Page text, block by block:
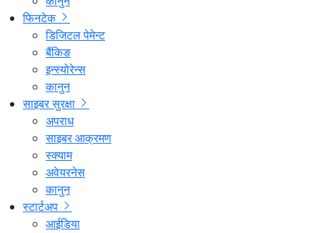
फिनटेक
डिजिटल पेमेन्ट
बैंकिङ
इन्स्योरेन्स
कानुन
साइबर सुरक्षा
अपराध
साइबर आक्रमण
स्क्याम
अवेयरनेस
कानुन
स्टार्टअप
आईडिया